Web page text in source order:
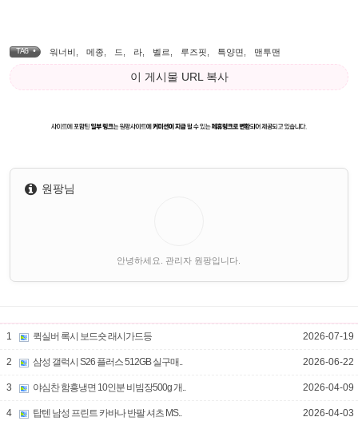
TAG • 워너비 메종 드 라 벨르 루즈핏 특양면 맨투맨
이 게시물 URL 복사
원팡님
안녕하세요. 관리자 원팡입니다.
1 퀵실버 록시 보드숏 래시가드등 2026-07-19
2 삼성 갤럭시 S26 플러스 512GB 실구매.. 2026-06-22
3 야심찬 함흥냉면 10인분 비빔장500g 개.. 2026-04-09
4 탑텐 남성 프린트 카바나 반팔 셔츠 MS.. 2026-04-03